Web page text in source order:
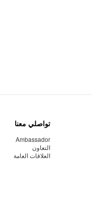
تواصلي معنا
Ambassador
التعاون
العلاقات العامة